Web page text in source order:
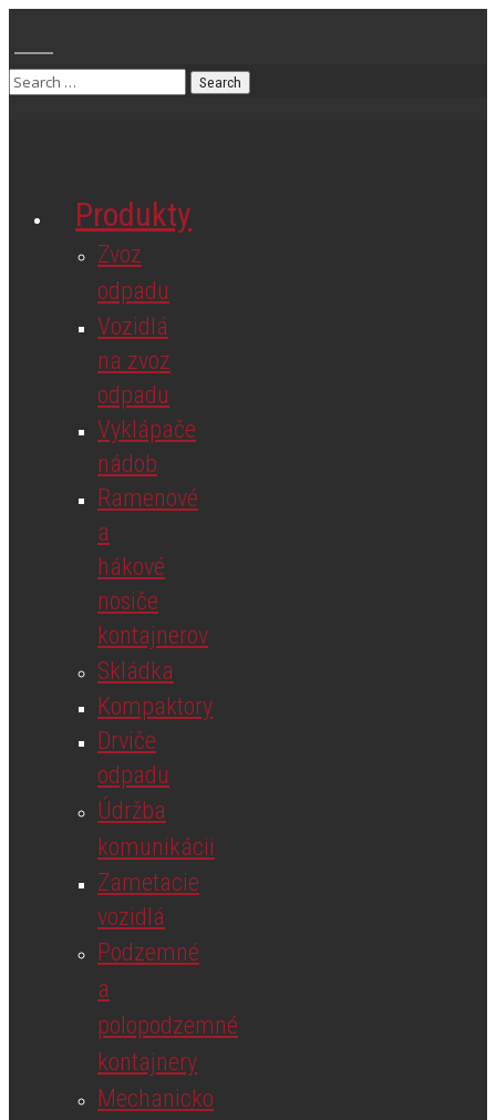
Produkty
Zvoz
odpadu
Vozidlá
na zvoz
odpadu
Vyklápače
nádob
Ramenové
a
hákové
nosiče
kontajnerov
Skládka
Kompaktory
Drviče
odpadu
Údržba
komunikácii
Zametacie
vozidlá
Podzemné
a
polopodzemné
kontajnery
Mechanicko